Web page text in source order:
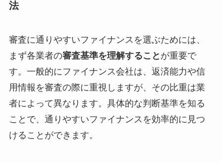
法
審査に通りやすいファイナンスを選ぶためには、
まず各業者の審査基準を理解すること が重要で
す。一般的にファイナンス会社は、返済能力や信
用情報を審査の際に重視しますが、その比重は業
者によって異なります。具体的な判断基準を知る
ことで、通りやすいファイナンスを効率的に見つ
けることができます。